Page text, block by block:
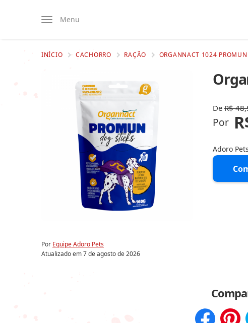
Menu
INÍCIO CACHORRO RAÇÃO ORGANNACT 1024
De R$
Por
Adoro
Por Equipe Adoro Pets
Atualizado em7 de agosto de 2026